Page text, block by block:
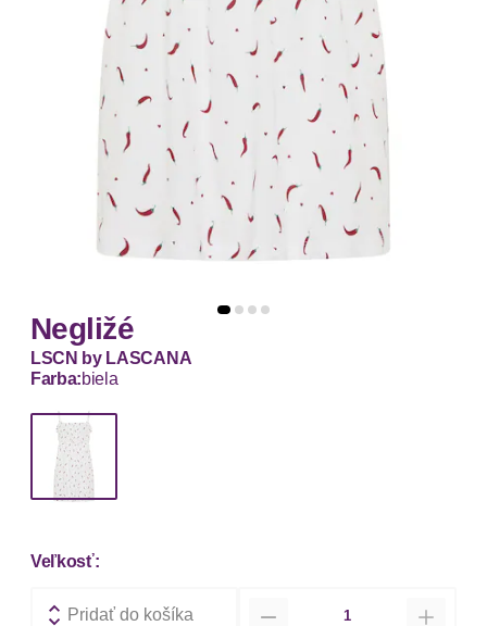
Negližé
LSCN by LASCANA
Farba:biela
Veľkosť:
Pridať do košíka